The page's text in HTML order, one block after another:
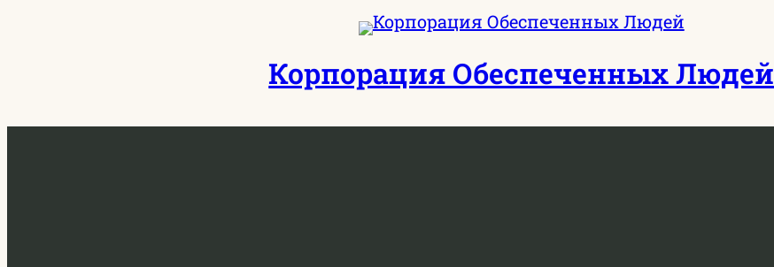
Корпорация Обеспеченных Людей